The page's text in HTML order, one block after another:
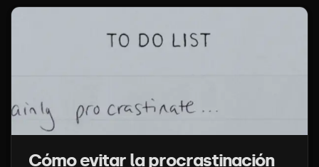
Cómo evitar la procrastinación